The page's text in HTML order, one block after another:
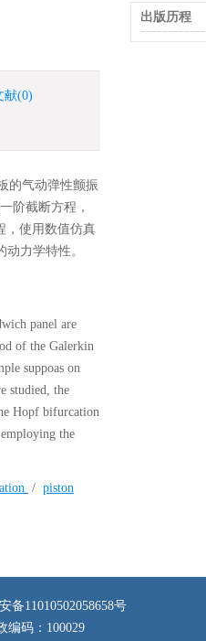
献(0)
的气动弹性颤振
阶截断方程，
，使用数值仿真
力学特性。
panel are
of the Galerkin
suppoas on
studied, the
Hopf bifurcation
the
/ piston
出版历程
备11010502058658号
编码：100029